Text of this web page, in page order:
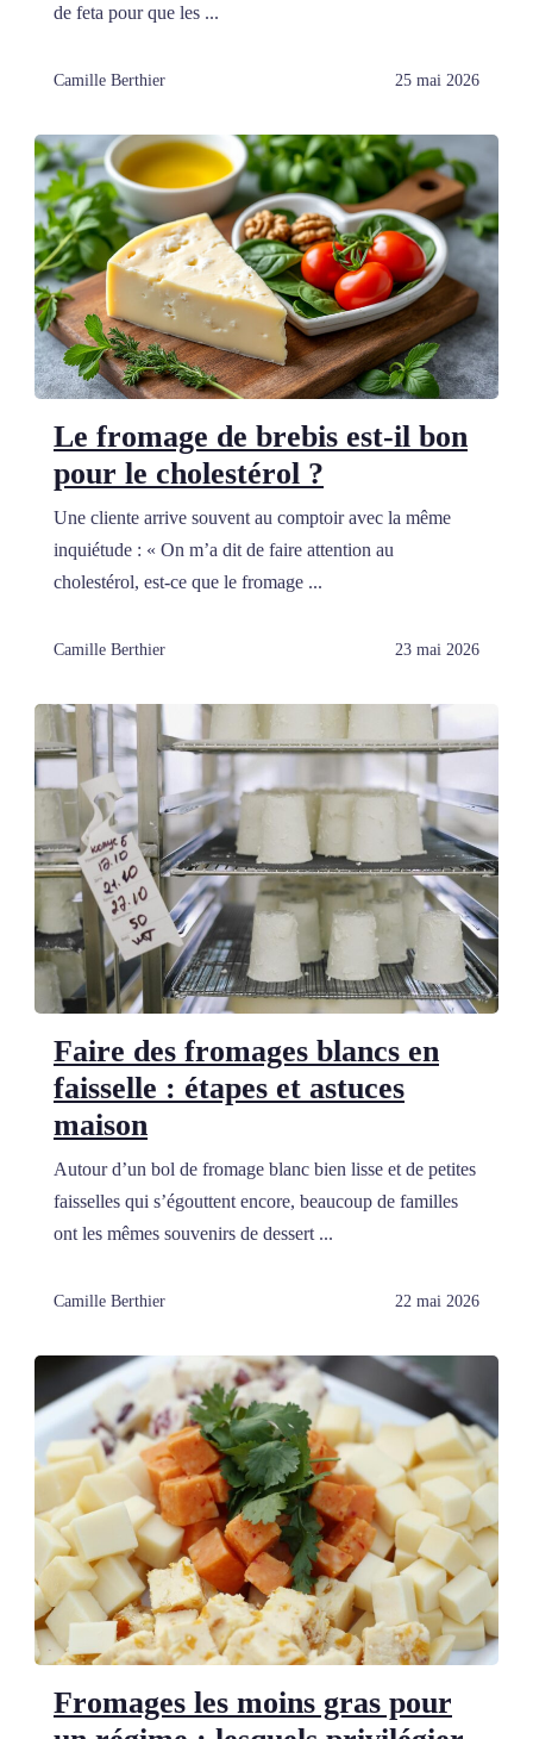
de feta pour que les ...
Camille Berthier 25 mai 2026
Le fromage de brebis est-il bon
pour le cholestérol ?
Une cliente arrive souvent au comptoir avec la même
inquiétude : « On m’a dit de faire attention au
cholestérol, est-ce que le fromage ...
Camille Berthier 23 mai 2026
Faire des fromages blancs en
faisselle : étapes et astuces
maison
Autour d’un bol de fromage blanc bien lisse et de petites
faisselles qui s’égouttent encore, beaucoup de familles
ont les mêmes souvenirs de dessert ...
Camille Berthier 22 mai 2026
Fromages les moins gras pour